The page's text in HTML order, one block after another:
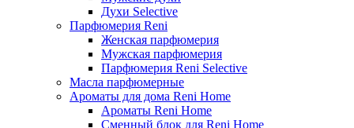
Духи Selective
Парфюмерия Reni
Женская парфюмерия
Мужская парфюмерия
Парфюмерия Reni Selective
Масла парфюмерные
Ароматы для дома Reni Home
Ароматы Reni Home
Сменный блок для Reni Home